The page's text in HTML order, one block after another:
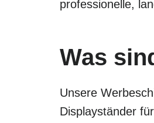
professionelle,
Was
Unsere
Displayständer